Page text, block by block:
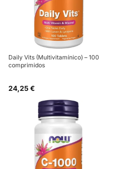
Daily Vits (Multivitamínico) – 100
comprimidos
24,25 €